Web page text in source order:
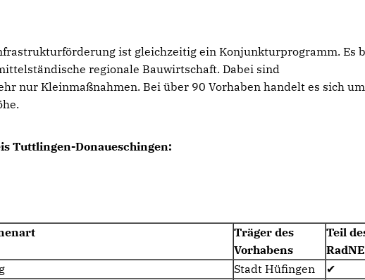
ist gleichzeitig ein Konjunkturprogramm. Es
regionale Bauwirtschaft. Dabei sind
nur Kleinmaßnahmen. Bei über 90 Vorhaben handelt es sich um
Tuttlingen-Donaueschingen:
Träger des
Vorhabens
Teil
Stadt Hüfingen
✔